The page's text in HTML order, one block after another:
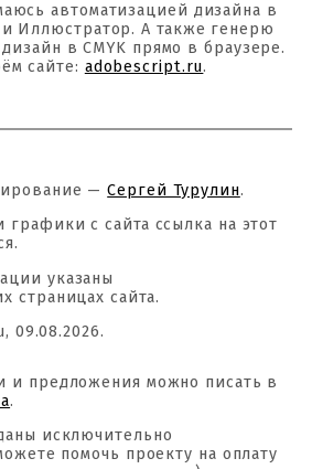
автоматизацией дизайна в
Иллюстратор. А также генерю
в CMYK прямо в браузере.
сайте: adobescript.ru.
—Сергей Турулин.
с сайта ссылка на этот
указаны
страницах сайта.
09.08.2026.
и предложения можно писать в
.
исключительно
помочь проекту на оплату